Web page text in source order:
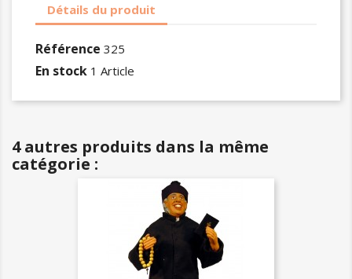
Détails du produit
Référence 325
En stock 1 Article
4 autres produits dans la même
catégorie :